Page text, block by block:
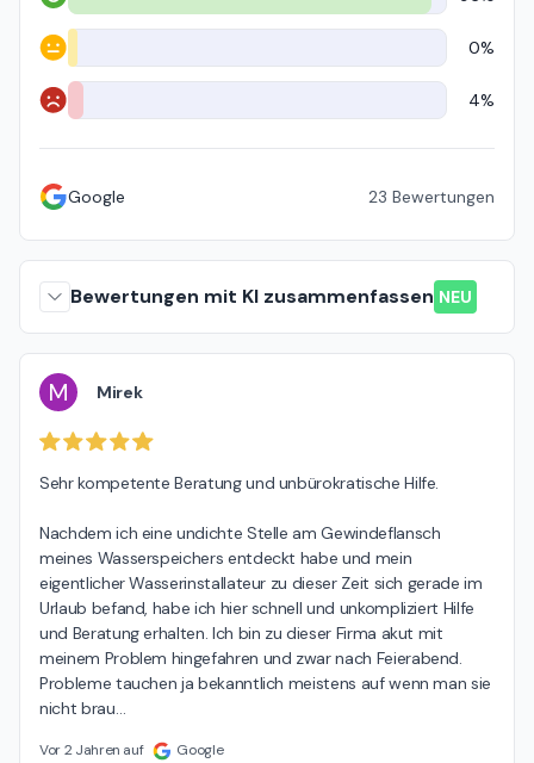
Positiv
Neutral 0%
Negativ 4%
Google 23 Bewertungen
Bewertungen mit KI zusammenfassen NEU
M Mirek
Sehr kompetente Beratung und unbürokratische Hilfe.
Nachdem ich eine undichte Stelle am Gewindeflansch
meines Wasserspeichers entdeckt habe und mein
eigentlicher Wasserinstallateur zu dieser Zeit sich gerade im
Urlaub befand, habe ich hier schnell und unkompliziert Hilfe
und Beratung erhalten. Ich bin zu dieser Firma akut mit
meinem Problem hingefahren und zwar nach Feierabend.
Probleme tauchen ja bekanntlich meistens auf wenn man sie
nicht brau
Vor 2 Jahren auf Google